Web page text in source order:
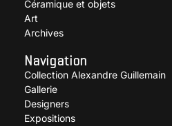
Céramique et objets
Art
Archives
Navigation
Collection Alexandre Guillemain
Gallerie
Designers
Expositions